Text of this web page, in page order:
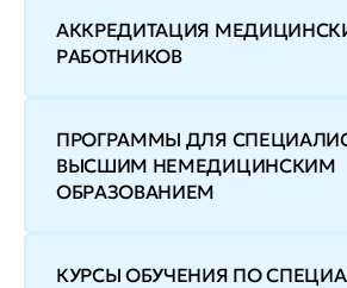
АККРЕДИТАЦИЯ
РАБОТНИКОВ
ПРОГРАММЫ ДЛЯ
ВЫСШИМ НЕМЕДИЦИНСКИМ
ОБРАЗОВАНИЕМ
КУРСЫ ОБУЧЕНИЯ ПО